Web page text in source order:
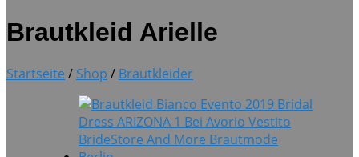
Brautkleid Arielle
Startseite / Shop / Brautkleider